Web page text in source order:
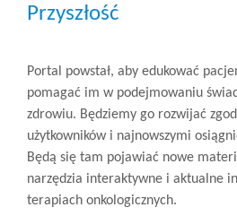
Przyszłość
Portal powstał, aby edukować
pomagać im w podejmowaniu
zdrowiu. Będziemy go rozwijać
użytkowników i najnowszymi
Będą się tam pojawiać nowe
narzędzia interaktywne i aktualne
terapiach onkologicznych.